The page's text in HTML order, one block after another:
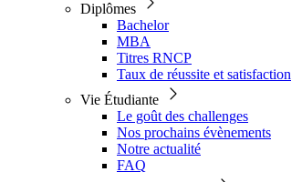
Diplômes
Bachelor
MBA
Titres RNCP
Taux de réussite et satisfaction
Vie Étudiante
Le goût des challenges
Nos prochains évènements
Notre actualité
FAQ